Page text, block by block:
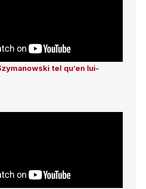
tel qu’en lui-